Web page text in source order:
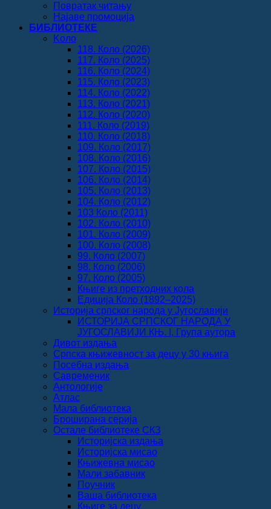
Повратак читању
Најаве промоција
БИБЛИОТЕКЕ
Koло
118. Коло (2026)
117. Коло (2025)
116. Коло (2024)
115. Коло (2023)
114. Коло (2022)
113. Коло (2021)
112. Коло (2020)
111. Коло (2019)
110. Коло (2018)
109. Коло (2017)
108. Коло (2016)
107. Коло (2015)
106. Коло (2014)
105. Коло (2013)
104. Коло (2012)
103 Коло (2011)
102. Коло (2010)
101. Коло (2009)
100. Коло (2008)
99. Коло (2007)
98. Коло (2006)
97. Коло (2005)
Књиге из претходних кола
Едиција Коло (1892‒2025)
Историја српског народа у Југославији
ИСТОРИЈА СРПСКОГ НАРОДА У
ЈУГОСЛАВИЈИ КЊ. I, Група аутора
Дивот издања
Српска књижевност за децу у 30 књига
Посебна издања
Савременик
Антологије
Атлас
Мала библиотека
Броширана серија
Остале библиотеке СКЗ
Историјска издања
Историјска мисао
Књижевна мисао
Мали забавник
Поучник
Ваша библиотека
Књиге за децу